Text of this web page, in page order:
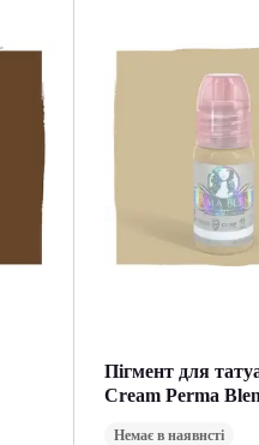
Пігмент для
Cream Perma
Немає в наявнсті